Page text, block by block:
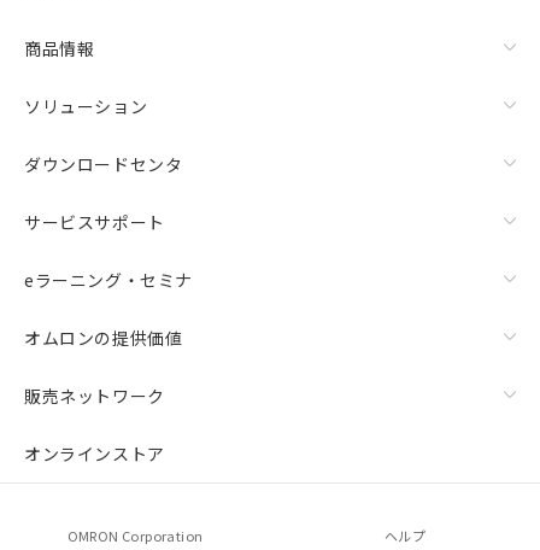
商品情報
ソリューション
ダウンロードセンタ
サービスサポート
eラーニング・セミナ
オムロンの提供価値
販売ネットワーク
オンラインストア
OMRON Corporation ヘルプ